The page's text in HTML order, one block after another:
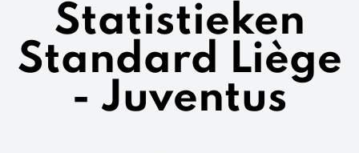
Statistieken
Standard Liège
- Juventus